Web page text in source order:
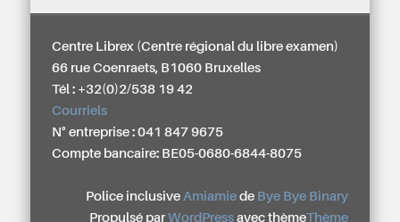
Centre Librex (Centre régional du libre examen)
66 rue Coenraets, B1060 Bruxelles
Tél : +32(0)2/538 19 42
Courriels
N° entreprise : 041 847 9675
Compte bancaire: BE05-0680-6844-8075
Police inclusive Amiamiede Bye Bye Binary
Propulsé par WordPressavec thèmeThème